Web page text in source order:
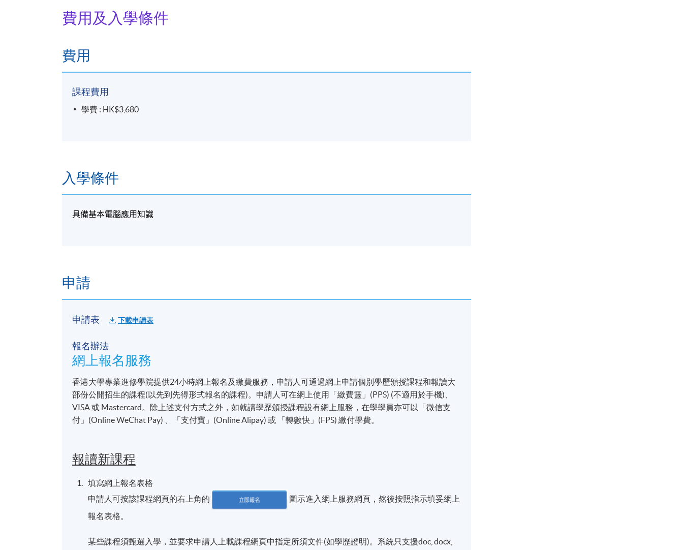
費用及入學條件
費用
課程費用
學費 : HK$3,680
入學條件
具備基本電腦應用知識
申請
申請表 下載申請表
報名辦法
網上報名服務
香港大學專業進修學院提供24小時網上報名及繳費服務，申請人可通過網上申請個別學歷頒授課程和報讀大
部份公開招生的課程(以先到先得形式報名的課程)。申請人可在網上使用「繳費靈」(PPS) (不適用於手機)、
VISA 或 Mastercard。除上述支付方式之外，如就讀學歷頒授課程設有網上服務，在學學員亦可以「微信支
付」(Online WeChat Pay) 、「支付寶」(Online Alipay) 或 「轉數快」(FPS) 繳付學費。
報讀新課程
填寫網上報名表格
申請人可按該課程網頁的右上角的
圖示進入網上服務網頁，然後按照指示填妥網上
報名表格。
某些課程須甄選入學，並要求申請人上載課程網頁中指定所須文件(如學歷證明)。系統只支援doc, docx,